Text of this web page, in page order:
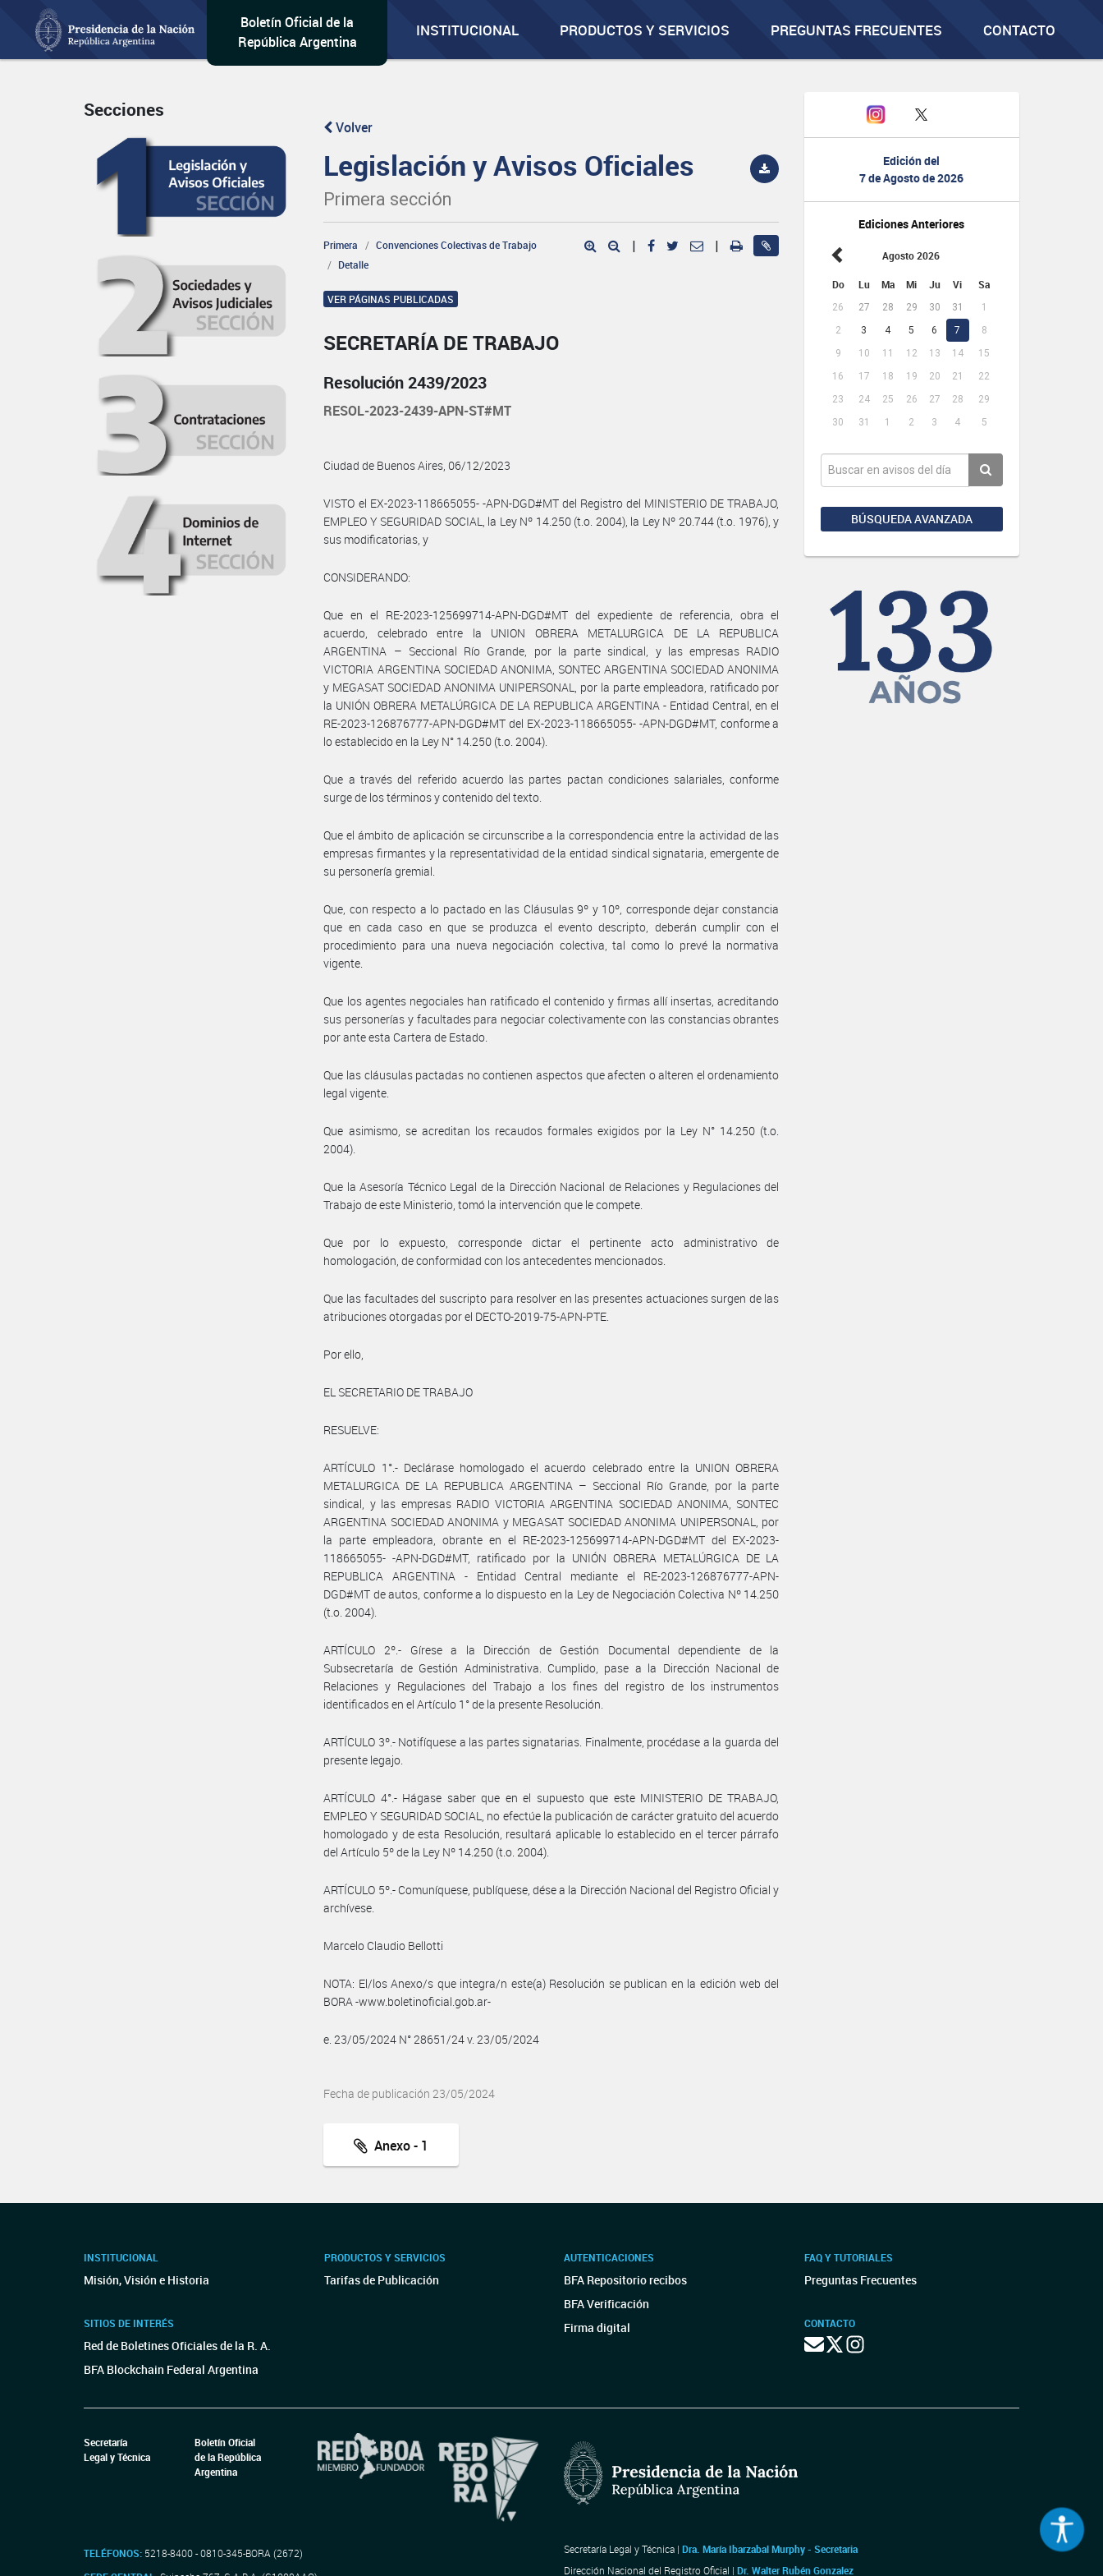
Boletín Oficial de la
República Argentina
INSTITUCIONAL PRODUCTOS Y SERVICIOS PREGUNTAS FRECUENTES CONTACTO
Edición del
7 de Agosto de 2026
Ediciones Anteriores
Agosto 2026
Do Lu Ma Mi Ju Vi Sa
26 27 28 29 30 31
1
2
3 4 5 6 7
8
9
10 11 12 13 14
15
16
17 18 19 20 21
22
23
24 25 26 27 28
29
30
31 1 2 3 4 5
BÚSQUEDA AVANZADA
Secciones
Volver
Legislación y Avisos Oficiales
Primera sección
Primera
Convenciones Colectivas de Trabajo
Detalle
| |
VER PÁGINAS PUBLICADAS
SECRETARÍA DE TRABAJO
Resolución 2439/2023
RESOL-2023-2439-APN-ST#MT
Ciudad de Buenos Aires, 06/12/2023
VISTO el EX-2023-118665055- -APN-DGD#MT del Registro del MINISTERIO DE TRABAJO,
EMPLEO Y SEGURIDAD SOCIAL, la Ley Nº 14.250 (t.o. 2004), la Ley Nº 20.744 (t.o. 1976), y
sus modificatorias, y
CONSIDERANDO:
Que en el RE-2023-125699714-APN-DGD#MT del expediente de referencia, obra el
acuerdo, celebrado entre la UNION OBRERA METALURGICA DE LA REPUBLICA
ARGENTINA – Seccional Río Grande, por la parte sindical, y las empresas RADIO
VICTORIA ARGENTINA SOCIEDAD ANONIMA, SONTEC ARGENTINA SOCIEDAD ANONIMA
y MEGASAT SOCIEDAD ANONIMA UNIPERSONAL, por la parte empleadora, ratificado por
la UNIÓN OBRERA METALÚRGICA DE LA REPUBLICA ARGENTINA - Entidad Central, en el
RE-2023-126876777-APN-DGD#MT del EX-2023-118665055- -APN-DGD#MT, conforme a
lo establecido en la Ley N° 14.250 (t.o. 2004).
Que a través del referido acuerdo las partes pactan condiciones salariales, conforme
surge de los términos y contenido del texto.
Que el ámbito de aplicación se circunscribe a la correspondencia entre la actividad de las
empresas firmantes y la representatividad de la entidad sindical signataria, emergente de
su personería gremial.
Que, con respecto a lo pactado en las Cláusulas 9º y 10º, corresponde dejar constancia
que en cada caso en que se produzca el evento descripto, deberán cumplir con el
procedimiento para una nueva negociación colectiva, tal como lo prevé la normativa
vigente.
Que los agentes negociales han ratificado el contenido y firmas allí insertas, acreditando
sus personerías y facultades para negociar colectivamente con las constancias obrantes
por ante esta Cartera de Estado.
Que las cláusulas pactadas no contienen aspectos que afecten o alteren el ordenamiento
legal vigente.
Que asimismo, se acreditan los recaudos formales exigidos por la Ley N° 14.250 (t.o.
2004).
Que la Asesoría Técnico Legal de la Dirección Nacional de Relaciones y Regulaciones del
Trabajo de este Ministerio, tomó la intervención que le compete.
Que por lo expuesto, corresponde dictar el pertinente acto administrativo de
homologación, de conformidad con los antecedentes mencionados.
Que las facultades del suscripto para resolver en las presentes actuaciones surgen de las
atribuciones otorgadas por el DECTO-2019-75-APN-PTE.
Por ello,
EL SECRETARIO DE TRABAJO
RESUELVE:
ARTÍCULO 1°.- Declárase homologado el acuerdo celebrado entre la UNION OBRERA
METALURGICA DE LA REPUBLICA ARGENTINA – Seccional Río Grande, por la parte
sindical, y las empresas RADIO VICTORIA ARGENTINA SOCIEDAD ANONIMA, SONTEC
ARGENTINA SOCIEDAD ANONIMA y MEGASAT SOCIEDAD ANONIMA UNIPERSONAL, por
la parte empleadora, obrante en el RE-2023-125699714-APN-DGD#MT del EX-2023-
118665055- -APN-DGD#MT, ratificado por la UNIÓN OBRERA METALÚRGICA DE LA
REPUBLICA ARGENTINA - Entidad Central mediante el RE-2023-126876777-APN-
DGD#MT de autos, conforme a lo dispuesto en la Ley de Negociación Colectiva Nº 14.250
(t.o. 2004).
ARTÍCULO 2º.- Gírese a la Dirección de Gestión Documental dependiente de la
Subsecretaría de Gestión Administrativa. Cumplido, pase a la Dirección Nacional de
Relaciones y Regulaciones del Trabajo a los fines del registro de los instrumentos
identificados en el Artículo 1° de la presente Resolución.
ARTÍCULO 3º.- Notifíquese a las partes signatarias. Finalmente, procédase a la guarda del
presente legajo.
ARTÍCULO 4°.- Hágase saber que en el supuesto que este MINISTERIO DE TRABAJO,
EMPLEO Y SEGURIDAD SOCIAL, no efectúe la publicación de carácter gratuito del acuerdo
homologado y de esta Resolución, resultará aplicable lo establecido en el tercer párrafo
del Artículo 5º de la Ley Nº 14.250 (t.o. 2004).
ARTÍCULO 5º.- Comuníquese, publíquese, dése a la Dirección Nacional del Registro Oficial y
archívese.
Marcelo Claudio Bellotti
NOTA: El/los Anexo/s que integra/n este(a) Resolución se publican en la edición web del
BORA -www.boletinoficial.gob.ar-
e. 23/05/2024 N° 28651/24 v. 23/05/2024
Fecha de publicación 23/05/2024
Anexo - 1
INSTITUCIONAL
Misión, Visión e Historia
SITIOS DE INTERÉS
Red de Boletines Oficiales de la R. A.
BFA Blockchain Federal Argentina
PRODUCTOS Y SERVICIOS
Tarifas de Publicación
AUTENTICACIONES
BFA Repositorio recibos
BFA Verificación
Firma digital
FAQ Y TUTORIALES
Preguntas Frecuentes
CONTACTO
Secretaría
Legal y Técnica
Boletín Oficial
de la República
Argentina
TELÉFONOS: 5218-8400 - 0810-345-BORA (2672)
Secretaría Legal y Técnica | Dra. María Ibarzabal Murphy - Secretaria
Dirección Nacional del Registro Oficial | Dr. Walter Rubén Gonzalez